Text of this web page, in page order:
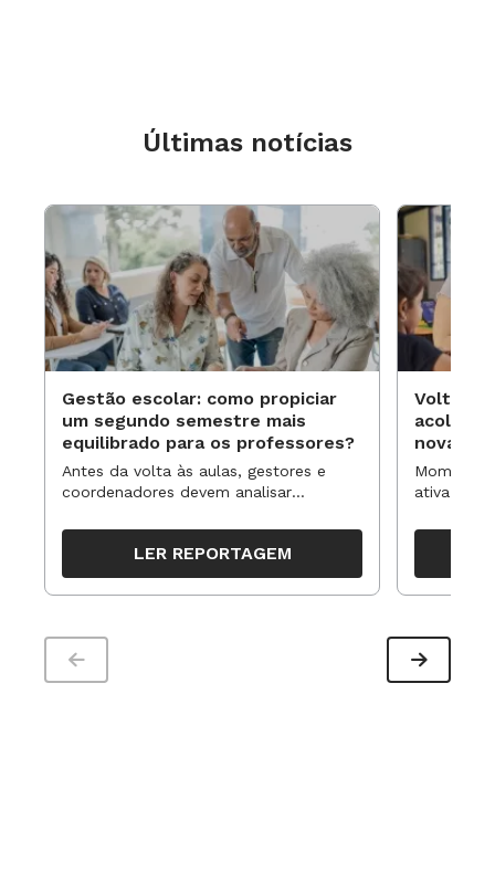
Ensino de Ciências por Investigação
Últimas notícias
Gestão escolar: como propiciar
um segundo semestre mais
equilibrado para os professores?
Antes da volta às aulas, gestores e
coordenadores devem analisar
organizar ações para orientar o
trabalho pedagógico ao longo do
período
LER REPORTAGEM
Volta às
novas
ativa
propostas